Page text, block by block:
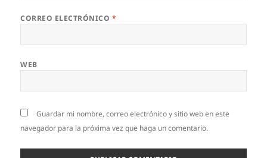
CORREO ELECTRÓNICO *
WEB
Guardar mi nombre, correo electrónico y sitio web en este
navegador para la próxima vez que haga un comentario.